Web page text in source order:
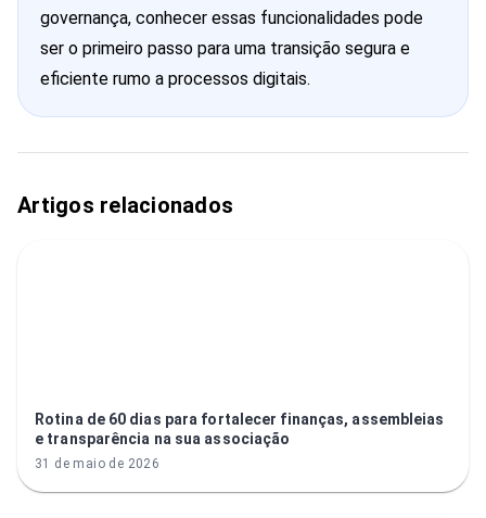
governança, conhecer essas funcionalidades pode
ser o primeiro passo para uma transição segura e
eficiente rumo a processos digitais.
Artigos relacionados
Rotina de 60 dias para fortalecer finanças, assembleias
e transparência na sua associação
31 de maio de 2026